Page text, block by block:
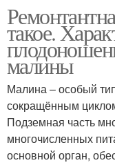
такое.
малины
Малина – особый
сокращённым
Подземная часть
многочисленных
основной орган,